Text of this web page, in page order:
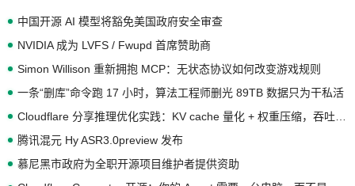
中国开源 AI 模型将豁免美国政府安全审查
NVIDIA 成为 LVFS / Fwupd 首席赞助商
Simon Willison 重新拥抱 MCP：无状态协议如何改变游戏规则
一条“删库”命令跑 17 小时，算法工程师删光 89TB 数据只为干私活
腾讯混元 Hy ASR3.0preview 发布
慕尼黑市政府为全职开源项目维护者提供资助